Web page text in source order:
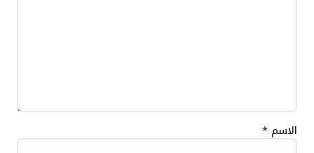
الاسم *